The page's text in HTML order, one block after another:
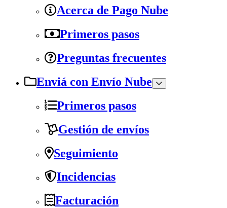
Acerca de Pago Nube
Primeros pasos
Preguntas frecuentes
Enviá con Envío Nube
Primeros pasos
Gestión de envíos
Seguimiento
Incidencias
Facturación